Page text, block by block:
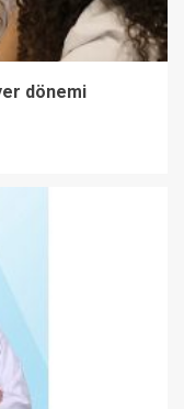
dönemi